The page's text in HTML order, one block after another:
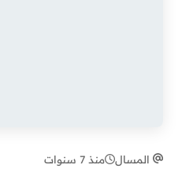
المسال منذ 7 سنوات